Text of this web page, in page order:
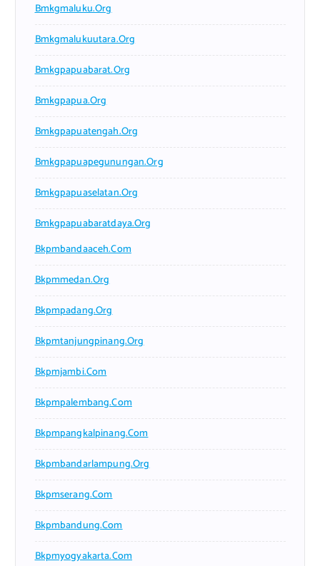
Bmkgmaluku.org
Bmkgmalukuutara.org
Bmkgpapuabarat.org
Bmkgpapua.org
Bmkgpapuatengah.org
Bmkgpapuapegunungan.org
Bmkgpapuaselatan.org
Bmkgpapuabaratdaya.org
Bkpmbandaaceh.com
Bkpmmedan.org
Bkpmpadang.org
Bkpmtanjungpinang.org
Bkpmjambi.com
Bkpmpalembang.com
Bkpmpangkalpinang.com
Bkpmbandarlampung.org
Bkpmserang.com
Bkpmbandung.com
Bkpmyogyakarta.com